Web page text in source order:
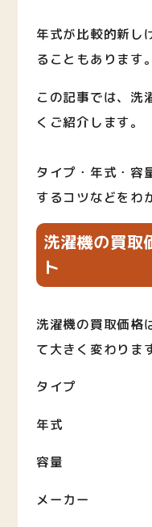
年式が比較的新し
ることもあります。
この記事では、洗
くご紹介します。
タイプ・年式・容
するコツなどをわ
洗濯機の買取
ト
洗濯機の買取価格
て大きく変わりま
タイプ
年式
容量
メーカー